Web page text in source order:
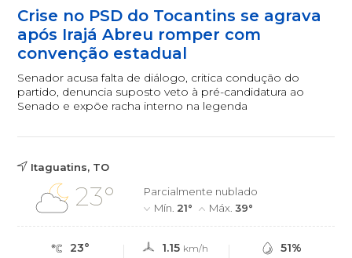
Crise no PSD do Tocantins se agrava
após Irajá Abreu romper com
convenção estadual
Senador acusa falta de diálogo, critica condução do
partido, denuncia suposto veto à pré-candidatura ao
Senado e expõe racha interno na legenda
Itaguatins, TO
23°
Parcialmente nublado
Mín. 21° Máx.39°
23° 1.15 km/h 51%